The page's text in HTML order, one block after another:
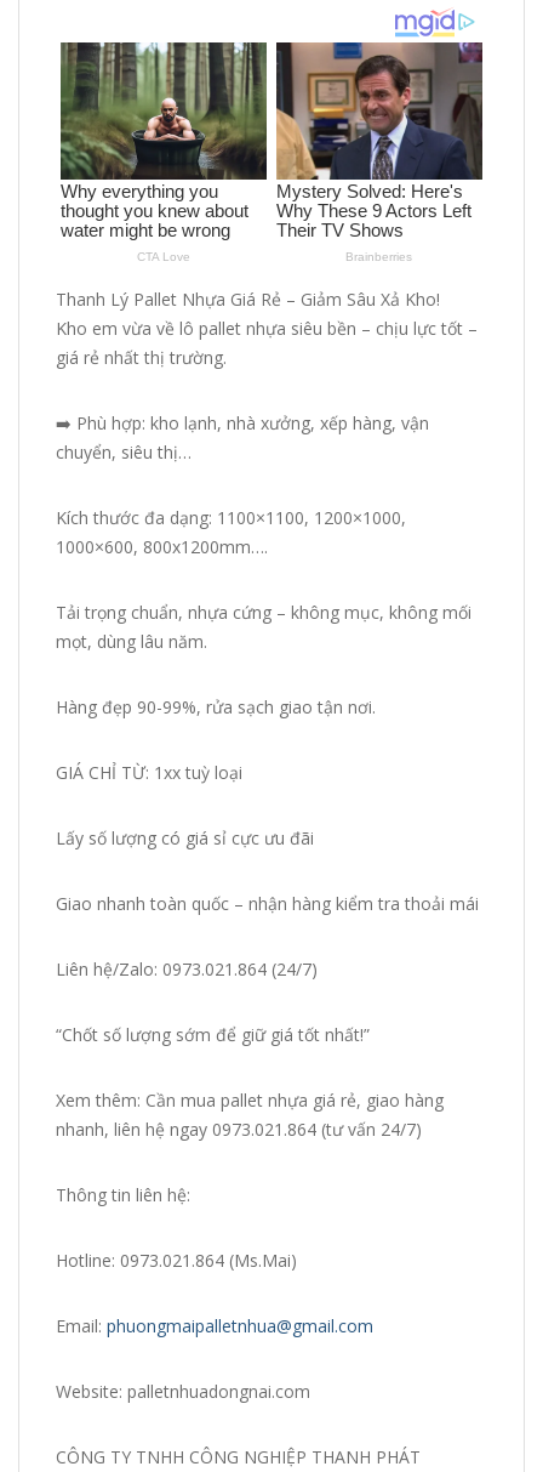
Thanh Lý Pallet Nhựa Giá Rẻ – Giảm Sâu Xả Kho!
Kho em vừa về lô pallet nhựa siêu bền – chịu lực tốt –
giá rẻ nhất thị trường.
➡️ Phù hợp: kho lạnh, nhà xưởng, xếp hàng, vận
chuyển, siêu thị…
Kích thước đa dạng: 1100×1100, 1200×1000,
1000×600, 800x1200mm….
Tải trọng chuẩn, nhựa cứng – không mục, không mối
mọt, dùng lâu năm.
Hàng đẹp 90-99%, rửa sạch giao tận nơi.
GIÁ CHỈ TỪ: 1xx tuỳ loại
Lấy số lượng có giá sỉ cực ưu đãi
Giao nhanh toàn quốc – nhận hàng kiểm tra thoải mái
Liên hệ/Zalo: 0973.021.864 (24/7)
“Chốt số lượng sớm để giữ giá tốt nhất!”
Xem thêm: Cần mua pallet nhựa giá rẻ, giao hàng
nhanh, liên hệ ngay 0973.021.864 (tư vấn 24/7)
Thông tin liên hệ:
Hotline: 0973.021.864 (Ms.Mai)
Email: phuongmaipalletnhua@gmail.com
Website: palletnhuadongnai.com
CÔNG TY TNHH CÔNG NGHIỆP THANH PHÁT